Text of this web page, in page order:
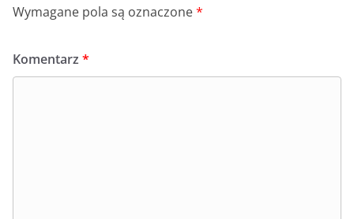
Wymagane pola są oznaczone*
Komentarz *